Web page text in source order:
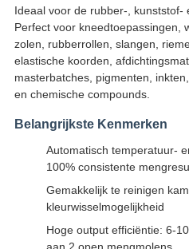
Ideaal voor de rubber-, kunststof-
Perfect voor kneedtoepassingen,
zolen, rubberrollen, slangen,
elastische koorden,
masterbatches, pigmenten,
en chemische compounds.
Belangrijkste Kenmerken
Automatisch temperatuur-
100% consistente
Gemakkelijk te reinigen
kleurwisselmogelijkheid
Hoge output efficiëntie: 6-